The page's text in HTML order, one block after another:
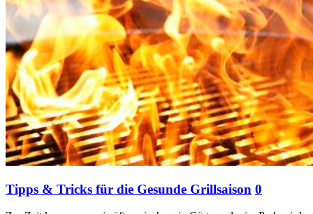
Tipps & Tricks für die Gesunde Grillsaison 0